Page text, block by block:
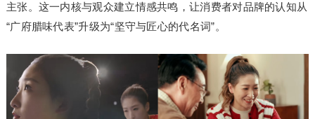
主张。这一内核与观众建立情感共鸣，让消费者对品牌的认知从
“广府腊味代表”升级为“坚守与匠心的代名词”。